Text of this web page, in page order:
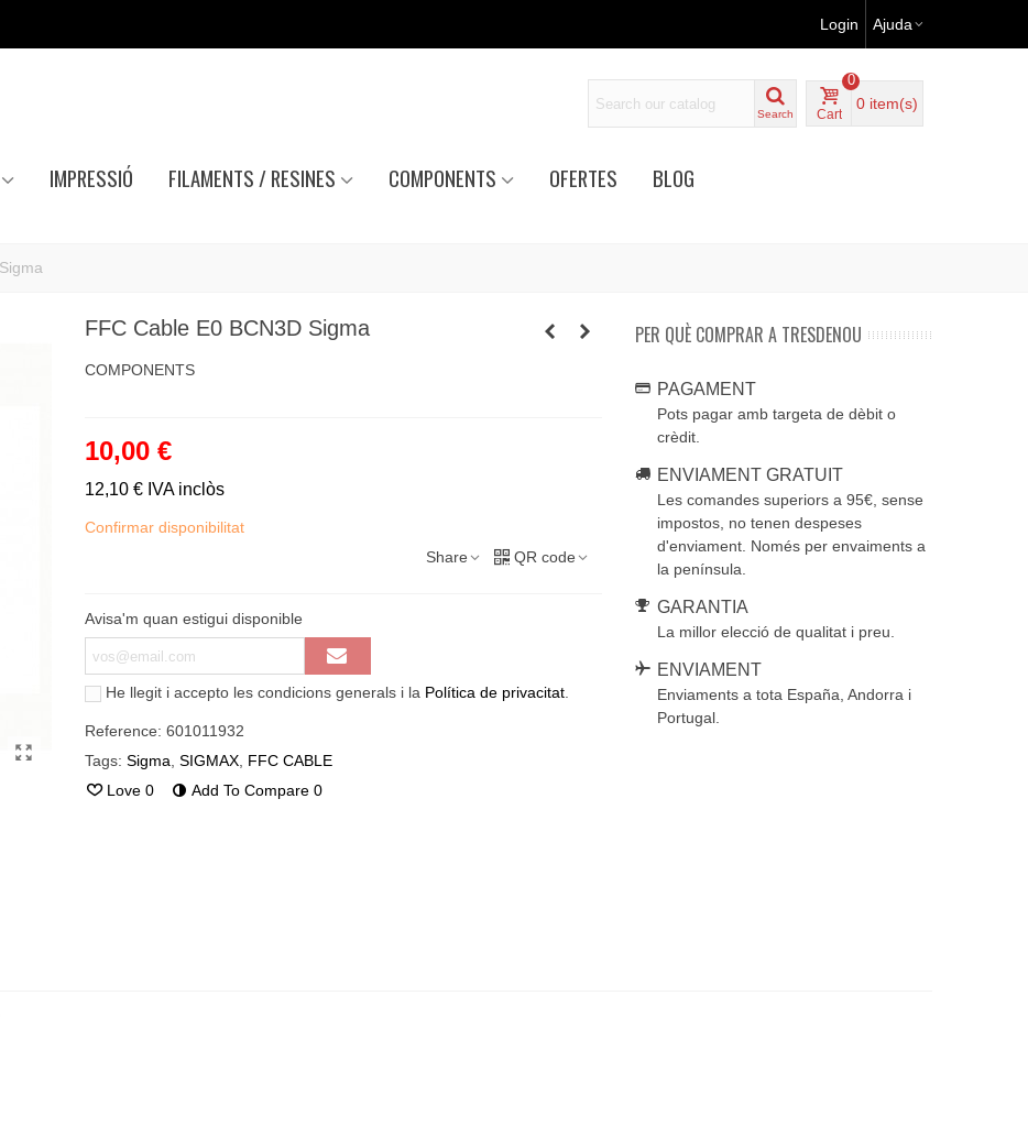
Login Ajuda
Search Cart
0
0 item(s)
IMPRESSIÓ FILAMENTS / RESINES COMPONENTS OFERTES
BLOG
FFC Cable E0 BCN3D Sigma
COMPONENTS
10,00 €
12,10 € IVA inclòs
Confirmar disponibilitat
Share
QR code
Avisa'm quan estigui disponible
He llegit i accepto les condicions generals i la Política de privacitat.
Reference: 601011932
Tags: Sigma SIGMAX, FFC CABLE
Love 0 Add To Compare 0
PER QUÈ COMPRAR A TRESDENOU
PAGAMENT
Pots pagar amb targeta de dèbit o
crèdit.
ENVIAMENT GRATUIT
Les comandes superiors a 95€, sense
impostos, no tenen despeses
d'enviament. Només per envaiments a
la península.
GARANTIA
La millor elecció de qualitat i preu.
ENVIAMENT
Enviaments a tota España, Andorra i
Portugal.